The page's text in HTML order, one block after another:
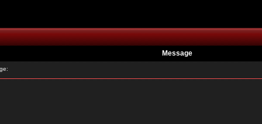
Message